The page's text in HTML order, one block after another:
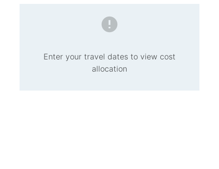
Enter your travel dates to view cost
allocation